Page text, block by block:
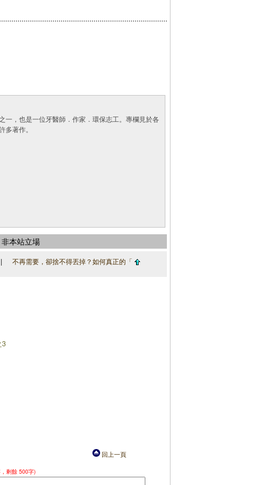
一，也是一位牙醫師．作家．環保志工。專欄見於各
多著作。
本站立場
不再需要，卻捨不得丟掉？如何真正的「
3
回上一頁
剩餘 500字)